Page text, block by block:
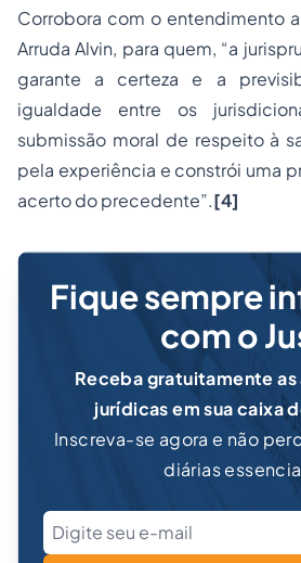
Corrobora com o entendimento a
Arruda Alvin, para quem, “a
garante a certeza e a
igualdade entre os
submissão moral de respeito à
pela experiência e constrói uma
acerto do precedente”.[4]
Fique sempre
com o
Receba gratuitamente
jurídicas em sua caixa
Inscreva-se agora e não
diárias